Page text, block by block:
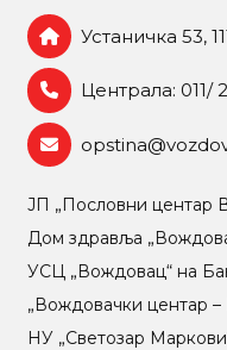
Устаничка 53,
Централа: 011/
ЈП „Пословни центар
Дом здравља
УСЦ „Вождовац“ на
„Вождовачки центар
НУ „Светозар